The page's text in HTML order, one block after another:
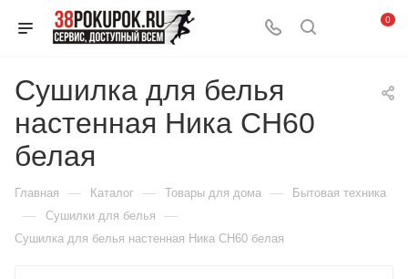
0
Сушилка для белья
настенная Ника СН60
белая
Главная — Каталог — Товары для дома — Бытовая техника
— Сушилки для белья —
Сушилка для белья настенная Ника СН60 белая